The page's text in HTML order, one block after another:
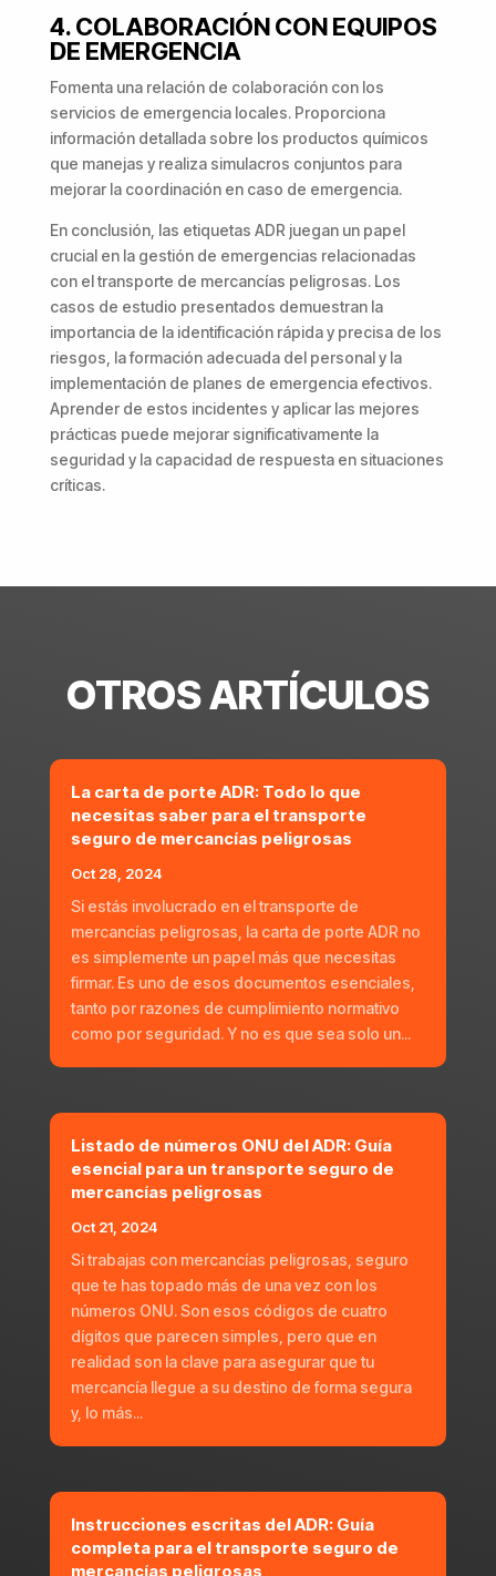
4. COLABORACIÓN CON EQUIPOS
DE EMERGENCIA
Fomenta una relación de colaboración con los
servicios de emergencia locales. Proporciona
información detallada sobre los productos químicos
que manejas y realiza simulacros conjuntos para
mejorar la coordinación en caso de emergencia.
En conclusión, las etiquetas ADR juegan un papel
crucial en la gestión de emergencias relacionadas
con el transporte de mercancías peligrosas. Los
casos de estudio presentados demuestran la
importancia de la identificación rápida y precisa de los
riesgos, la formación adecuada del personal y la
implementación de planes de emergencia efectivos.
Aprender de estos incidentes y aplicar las mejores
prácticas puede mejorar significativamente la
seguridad y la capacidad de respuesta en situaciones
críticas.
OTROS ARTÍCULOS
La carta de porte ADR: Todo lo que
necesitas saber para el transporte
seguro de mercancías peligrosas
Oct 28, 2024
Si estás involucrado en el transporte de
mercancías peligrosas, la carta de porte ADR no
es simplemente un papel más que necesitas
firmar. Es uno de esos documentos esenciales,
tanto por razones de cumplimiento normativo
como por seguridad. Y no es que sea solo un...
Listado de números ONU del ADR: Guía
esencial para un transporte seguro de
mercancías peligrosas
Oct 21, 2024
Si trabajas con mercancías peligrosas, seguro
que te has topado más de una vez con los
números ONU. Son esos códigos de cuatro
dígitos que parecen simples, pero que en
realidad son la clave para asegurar que tu
mercancía llegue a su destino de forma segura
y, lo más...
Instrucciones escritas del ADR: Guía
completa para el transporte seguro de
mercancías peligrosas